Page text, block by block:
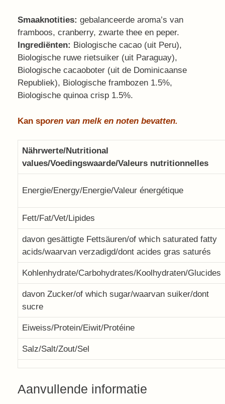
Smaaknotities: gebalanceerde aroma’s van
framboos, cranberry, zwarte thee en peper.
Ingrediënten: Biologische cacao (uit Peru),
Biologische ruwe rietsuiker (uit Paraguay),
Biologische cacaoboter (uit de Dominicaanse
Republiek), Biologische frambozen 1.5%,
Biologische quinoa crisp 1.5%.
Kan sporen van melk en noten bevatten.
Nährwerte/Nutritional
values/Voedingswaarde/Valeurs nutritionnelles
Energie/Energy/Energie/Valeur énergétique
Fett/Fat/Vet/Lipides
davon gesättigte Fettsäuren/of which saturated fatty
acids/waarvan verzadigd/dont acides gras saturés
Kohlenhydrate/Carbohydrates/Koolhydraten/Glucides
davon Zucker/of which sugar/waarvan suiker/dont
sucre
Eiweiss/Protein/Eiwit/Protéine
Salz/Salt/Zout/Sel
Aanvullende informatie